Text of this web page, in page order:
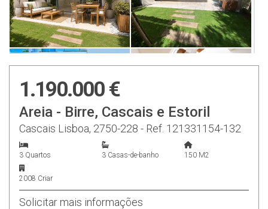
1.190.000 €
Areia - Birre, Cascais e Estoril
Cascais Lisboa, 2750-228 - Ref. 121331154-132
3 Quartos 3 Casas-de-banho 150 M2
2008 Criar
Solicitar mais informações